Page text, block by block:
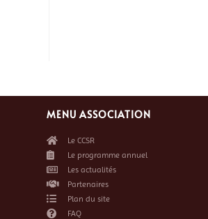
MENU ASSOCIATION
Le CCSR
Le programme annuel
Les actualités
Partenaires
Plan du site
FAQ